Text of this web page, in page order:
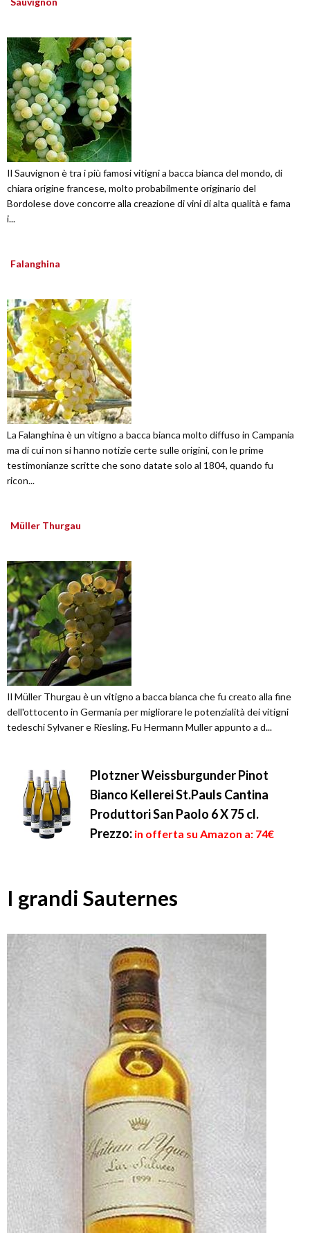
Il Sauvignon è tra i più famosi vitigni a bacca bianca del mondo, di
chiara origine francese, molto probabilmente originario del
Bordolese dove concorre alla creazione di vini di alta qualità e fama
i...
Falanghina
La Falanghina è un vitigno a bacca bianca molto diffuso in Campania
ma di cui non si hanno notizie certe sulle origini, con le prime
testimonianze scritte che sono datate solo al 1804, quando fu
ricon...
Müller Thurgau
Il Müller Thurgau è un vitigno a bacca bianca che fu creato alla fine
dell'ottocento in Germania per migliorare le potenzialità dei vitigni
tedeschi Sylvaner e Riesling. Fu Hermann Muller appunto a d...
Plotzner Weissburgunder Pinot
Bianco Kellerei St.Pauls Cantina
Produttori San Paolo 6 X 75 cl.
Prezzo: in offerta su Amazon a: 74€
I grandi Sauternes